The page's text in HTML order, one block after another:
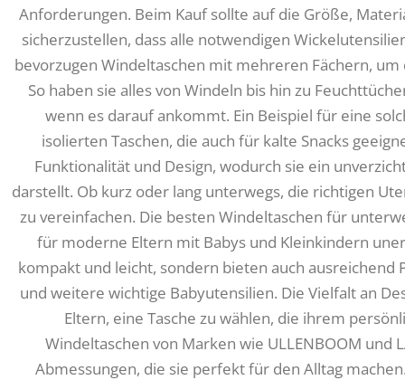
Anforderungen. Beim Kauf sollte auf die Größe,
sicherzustellen, dass alle notwendigen
bevorzugen Windeltaschen mit mehreren Fächern,
So haben sie alles von Windeln bis hin zu
wenn es darauf ankommt. Ein Beispiel für eine
isolierten Taschen, die auch für kalte Snacks
Funktionalität und Design, wodurch sie ein
darstellt. Ob kurz oder lang unterwegs, die richtigen
zu vereinfachen. Die besten Windeltaschen für
für moderne Eltern mit Babys und Kleinkindern
kompakt und leicht, sondern bieten auch ausreichend
und weitere wichtige Babyutensilien. Die Vielfalt an
Eltern, eine Tasche zu wählen, die ihrem
Windeltaschen von Marken wie ULLENBOOM und
Abmessungen, die sie perfekt für den Alltag